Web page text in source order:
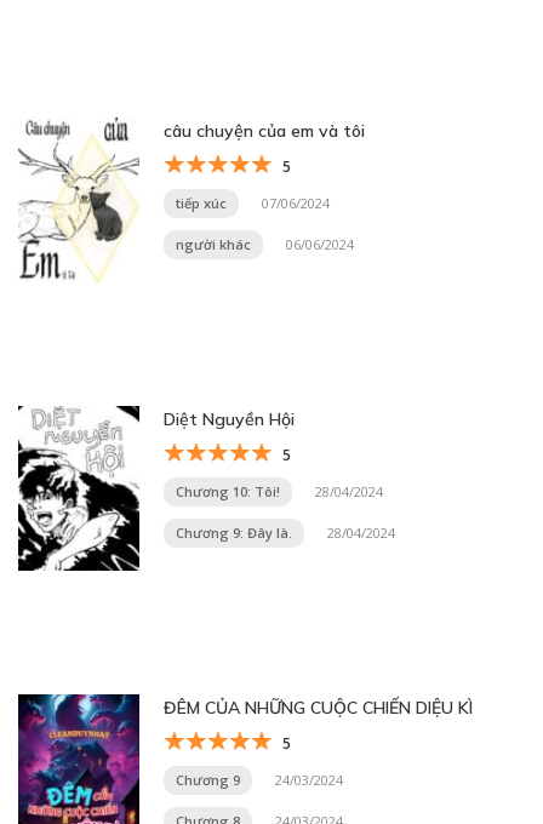
câu chuyện của em và tôi
5
tiếp xúc 07/06/2024
người khác 06/06/2024
Diệt Nguyền Hội
5
Chương 10: Tôi! 28/04/2024
Chương 9: Đây là. 28/04/2024
ĐÊM CỦA NHỮNG CUỘC CHIẾN DIỆU KÌ
5
Chương 9 24/03/2024